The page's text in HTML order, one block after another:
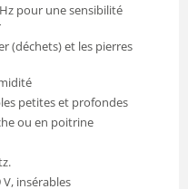
pour une sensibilité
(déchets) et les pierres
petites et profondes
ou en poitrine
insérables